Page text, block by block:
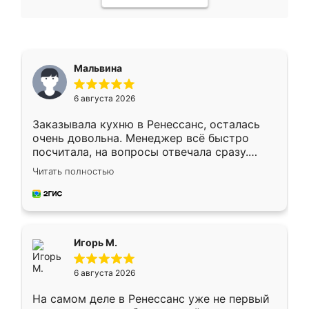
Мальвина
6 августа 2026
Заказывала кухню в Ренессанс, осталась
очень довольна. Менеджер всё быстро
посчитала, на вопросы отвечала сразу.
Замерщик приехал в субботу, подошёл к
делу со всей ответственностью. Собрали
за день, ребята работали аккуратно, даже
Читать полностью
Игорь М.
6 августа 2026
На самом деле в Ренессанс уже не первый